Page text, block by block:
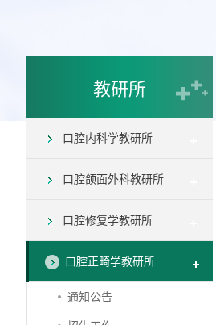
教研所
口腔内科学教研所
口腔颌面外科教研所
口腔修复学教研所
口腔正畸学教研所
通知公告